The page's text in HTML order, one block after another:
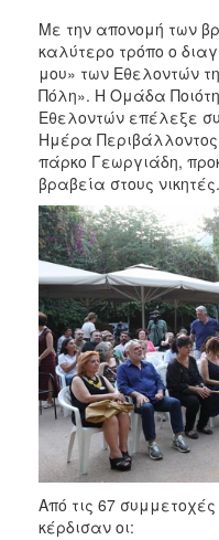
Με την απονομή των
καλύτερο τρόπο ο
μου» των Εθελοντών
Πόλη». Η Ομάδα
Εθελοντών επέλεξε
Ημέρα
πάρκο Γεωργιάδη,
βραβεία στους νικητές.
Από τις 67
κέρδισαν οι: